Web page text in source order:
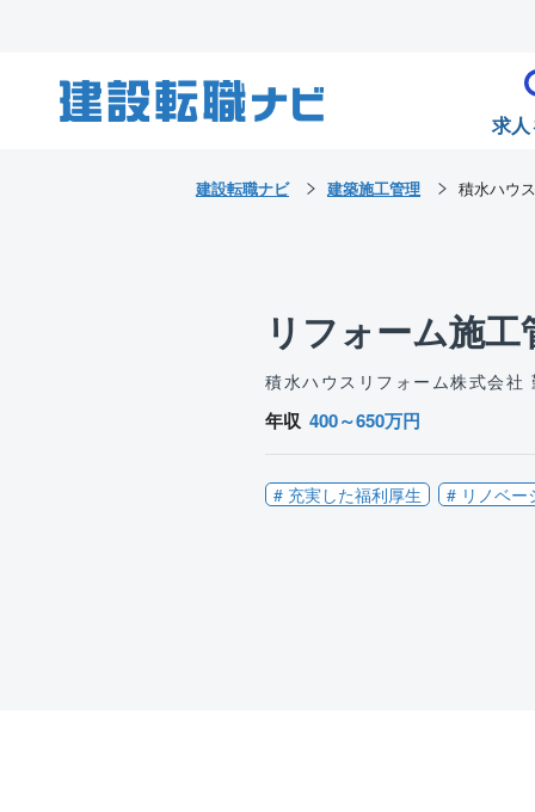
求
リフォーム施
積水ハウスリフォーム株式会社
年収 400～650万円
# 充実した福利厚生 # リノベー
建設転職ナビ 建築施工管理 積水ハウ